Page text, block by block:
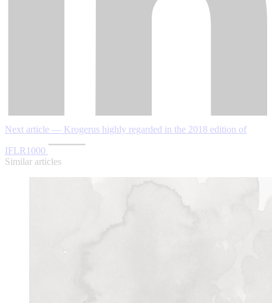
Next article — Krogerus highly regarded in the 2018 edition of
IFLR1000
Similar articles